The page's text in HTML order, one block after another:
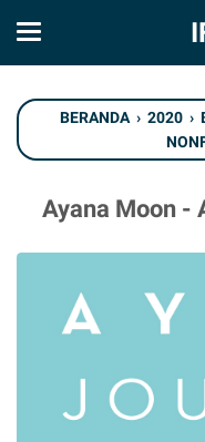
BERANDA › 2020 ›
Ayana Moon -